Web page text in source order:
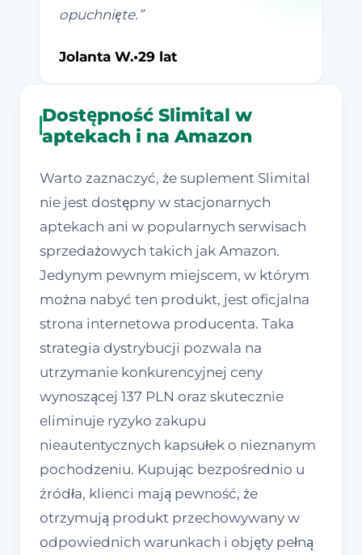
opuchnięte. ”
Jolanta W.•29 lat
Dostępność Slimital w
aptekach i na Amazon
Warto zaznaczyć, że suplement Slimital
nie jest dostępny w stacjonarnych
aptekach ani w popularnych serwisach
sprzedażowych takich jak Amazon.
Jedynym pewnym miejscem, w którym
można nabyć ten produkt, jest oficjalna
strona internetowa producenta. Taka
strategia dystrybucji pozwala na
utrzymanie konkurencyjnej ceny
wynoszącej 137 PLN oraz skutecznie
eliminuje ryzyko zakupu
nieautentycznych kapsułek o nieznanym
pochodzeniu. Kupując bezpośrednio u
źródła, klienci mają pewność, że
otrzymują produkt przechowywany w
odpowiednich warunkach i objęty pełną